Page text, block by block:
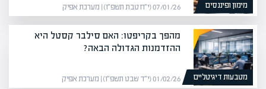
מימון ופיננסים 07/01/26 (י״ח טבת תשפ״ו) | מערכת אפיק
מטבעות דיגיטליים
מהפך בקריפטו: האם סילבר קסטל היא
ההזדמנות הגדולה הבאה?
01/02/26 (י״ד שבט תשפ״ו) | מערכת אפיק